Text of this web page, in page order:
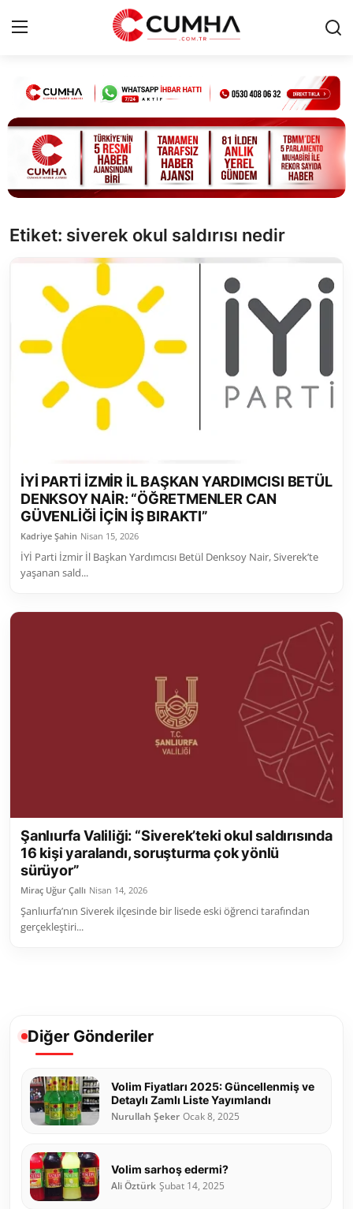
Kurumsal
Cumhurbaşkanlığı
Bakanlıklar
Siyasi Partiler
Yerel Yönetimler
Mülki İdare
Toplum ve Yaşam
Sivil Toplum Kuruluşları
Resmi Reklamlar
Etiket: siverek okul saldırısı nedir
İYİ PARTİ İZMİR İL BAŞKAN YARDIMCISI BETÜL
DENKSOY NAİR: “ÖĞRETMENLER CAN
GÜVENLİĞİ İÇİN İŞ BIRAKTI”
Kadriye Şahin Nisan 15, 2026
İYİ Parti İzmir İl Başkan Yardımcısı Betül Denksoy Nair, Siverek’te
yaşanan sald...
Şanlıurfa Valiliği: “Siverek’teki okul saldırısında
16 kişi yaralandı, soruşturma çok yönlü
sürüyor”
Miraç Uğur Çallı Nisan 14, 2026
Şanlıurfa’nın Siverek ilçesinde bir lisede eski öğrenci tarafından
gerçekleştiri...
Diğer Gönderiler
Volim Fiyatları 2025: Güncellenmiş ve
Detaylı Zamlı Liste Yayımlandı
Nurullah Şeker Ocak 8, 2025
Volim sarhoş edermi?
Ali Öztürk Şubat 14, 2025